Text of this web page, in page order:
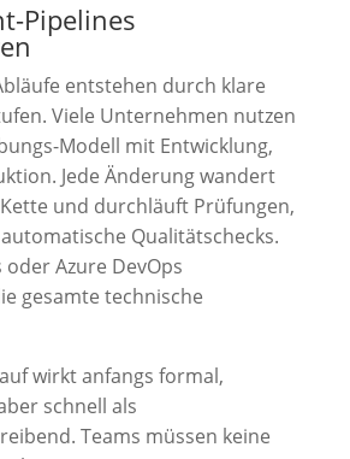
Pipelines
entstehen durch klare
Viele Unternehmen nutzen
Modell mit Entwicklung,
Jede Änderung wandert
und durchläuft Prüfungen,
Qualitätschecks.
Azure DevOps
gesamte technische
wirkt anfangs formal,
schnell als
Teams müssen keine